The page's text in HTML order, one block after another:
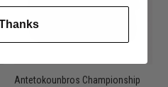
Antetokounbros Championship